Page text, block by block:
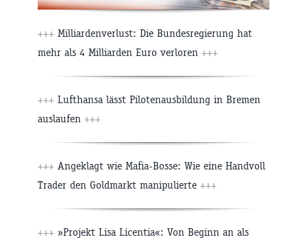
+++ Milliardenverlust: Die Bundesregierung hat
mehr als 4 Milliarden Euro verloren +++
+++ Lufthansa lässt Pilotenausbildung in Bremen
auslaufen +++
+++ Angeklagt wie Mafia-Bosse: Wie eine Handvoll
Trader den Goldmarkt manipulierte +++
+++ »Projekt Lisa Licentia«: Von Beginn an als